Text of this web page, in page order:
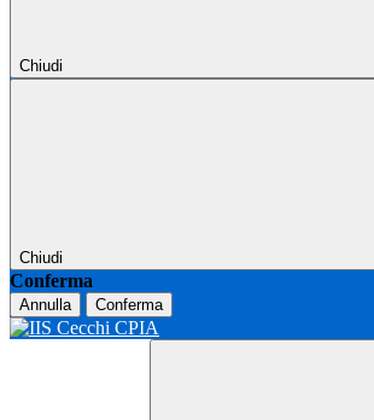
Chiudi
Chiudi
Conferma
Annulla Conferma